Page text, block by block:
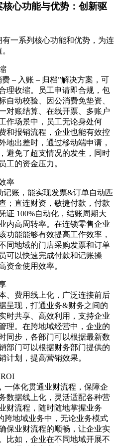
心功能与优势：创新驱
一系列核心功能和优势，为连
– 入账 – 归档”解决方案，可
理收缩。员工申请即合规，包
自动校验、因公消费免垫资、
对账结算、在线开票、多账户
作场景中，员工无论身处何
和报销流程，企业也能有效控
地出差时，通过移动端申请，
避免了超支情况的发生，同时
工的资金压力。
率
记账，能实现发票&订单自动匹
；直连财资，敏捷付款，付款
证 100%自动化，结账周期大
内高周转率。在连锁零售企业
功能能够有效提高工作效率，
同地域的门店采购发票和订单
可以快速完成付款和记账操
资金使用效率。
、费用线上化，广泛连接前后
呈现，打通业务&财务之间的
时共享、高效利用，支持企业
理。在跨地域经营中，企业的
同步，各部门可以根据最新数
部门可以根据财务部门提供的
计划，提高营销效果。
一体化贯通业财流程，保障企
数据线上化，灵活适配各种营
财流程，随时随地掌握业务
跨地域业务中，无论业务模式
保业财流程的顺畅，让企业实
比如，企业在不同地域开展不